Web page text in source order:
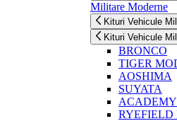
Militare Moderne
Kituri Vehicule
Kituri Vehicule
BRONCO
TIGER
AOSHIMA
SUYATA
ACADEMY
RYEFIELD